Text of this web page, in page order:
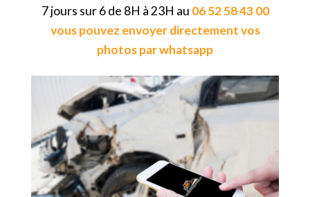
7 jours sur 6 de 8H à 23H au 06 52 58 43 00
vous pouvez envoyer directement vos
photos par whatsapp